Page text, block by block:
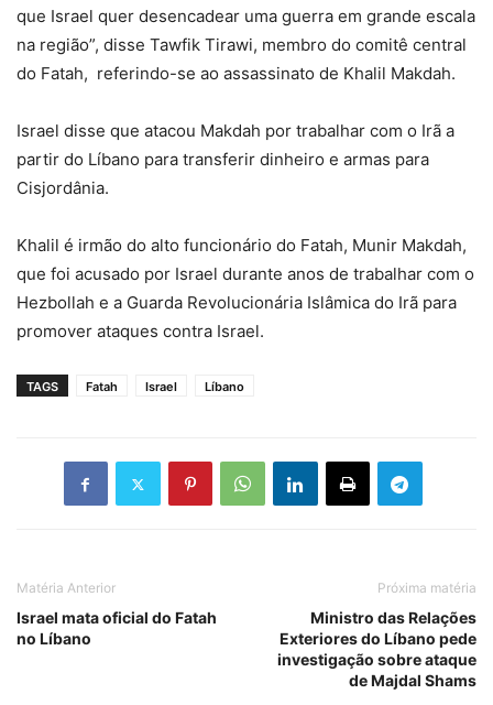
que Israel quer desencadear uma guerra em grande escala
na região”, disse Tawfik Tirawi, membro do comitê central
do Fatah, referindo-se ao assassinato de Khalil Makdah.
Israel disse que atacou Makdah por trabalhar com o Irã a
partir do Líbano para transferir dinheiro e armas para
Cisjordânia.
Khalil é irmão do alto funcionário do Fatah, Munir Makdah,
que foi acusado por Israel durante anos de trabalhar com o
Hezbollah e a Guarda Revolucionária Islâmica do Irã para
promover ataques contra Israel.
TAGS Fatah Israel Líbano
Matéria Anterior
Israel mata oficial do Fatah
no Líbano
Próxima matéria
Ministro das Relações
Exteriores do Líbano pede
investigação sobre ataque
de Majdal Shams